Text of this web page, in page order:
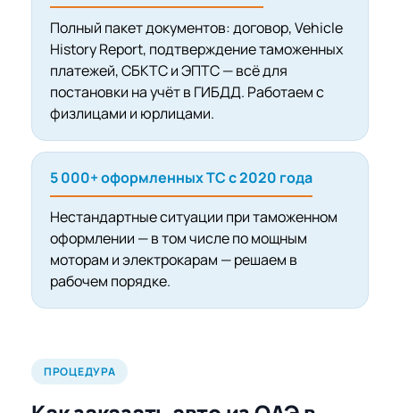
Полный пакет документов: договор, Vehicle
History Report, подтверждение таможенных
платежей, СБКТС и ЭПТС — всё для
постановки на учёт в ГИБДД. Работаем с
физлицами и юрлицами.
5 000+ оформленных ТС с 2020 года
Нестандартные ситуации при таможенном
оформлении — в том числе по мощным
моторам и электрокарам — решаем в
рабочем порядке.
ПРОЦЕДУРА